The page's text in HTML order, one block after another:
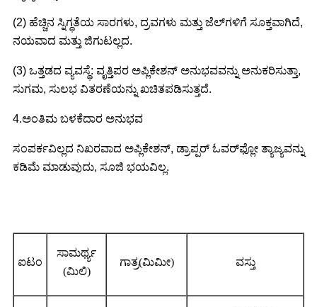
(2) ಹೆಚ್ಚಿನ ಸ್ನಿಗ್ಧತೆಯ ಸಾರಗಳು, ದ್ರವಗಳು ಮತ್ತು ಜೆಲ್‌ಗಳಿಗೆ ಸೂಕ್ತವಾಗಿದೆ,
ನಯವಾದ ಮತ್ತು ಜಿಗುಟಲ್ಲದ.
(3) ಒತ್ತಡದ ವ್ಯವಸ್ಥೆ: ವೃತ್ತಿಪರ ಅಪ್ಲಿಕೇಶನ್ ಅನುಭವವನ್ನು ಅನುಕರಿಸುತ್ತಾ,
ಸುಗಮ, ಸುಲಭ ವಿತರಣೆಯನ್ನು ಖಚಿತಪಡಿಸುತ್ತದೆ.
4.ಅಂತಿಮ ಬಳಕೆದಾರ ಅನುಭವ
ಸಂಪರ್ಕವಿಲ್ಲದ ನಿಖರವಾದ ಅಪ್ಲಿಕೇಶನ್, ಡ್ರಾಪ್ಪರ್ ಓವರ್‌ಫ್ಲೋ ತ್ಯಾಜ್ಯವನ್ನು
ಕಡಿಮೆ ಮಾಡುವುದು, ಸೂಜಿ ಭಯವಿಲ್ಲ.
ಐಟಂ
ಸಾಮರ್ಥ್ಯ
(ಮಿಲಿ)
ಗಾತ್ರ(ಮಿಮೀ) ವಸ್ತು